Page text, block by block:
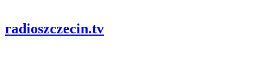
radioszczecin.tv